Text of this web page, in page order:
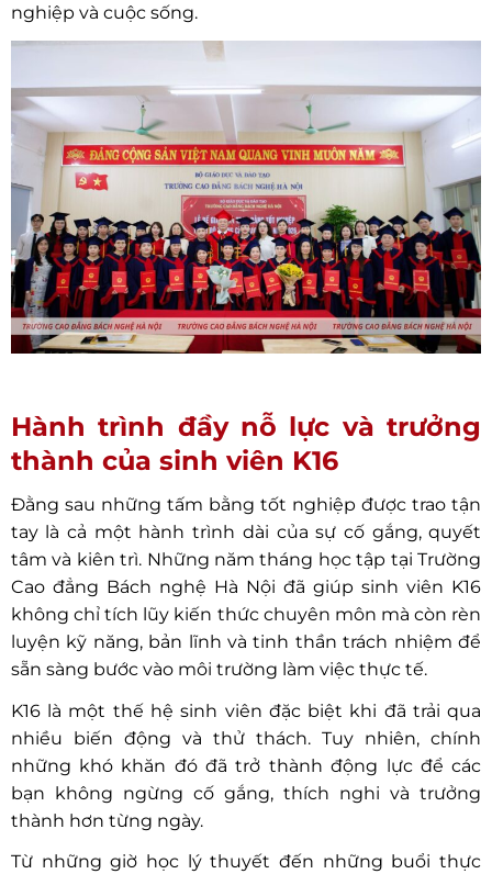
nghiệp và cuộc sống.
Hành trình đầy nỗ lực và trưởng
thành của sinh viên K16
Đằng sau những tấm bằng tốt nghiệp được trao tận
tay là cả một hành trình dài của sự cố gắng, quyết
tâm và kiên trì. Những năm tháng học tập tại Trường
Cao đẳng Bách nghệ Hà Nội đã giúp sinh viên K16
không chỉ tích lũy kiến thức chuyên môn mà còn rèn
luyện kỹ năng, bản lĩnh và tinh thần trách nhiệm để
sẵn sàng bước vào môi trường làm việc thực tế.
K16 là một thế hệ sinh viên đặc biệt khi đã trải qua
nhiều biến động và thử thách. Tuy nhiên, chính
những khó khăn đó đã trở thành động lực để các
bạn không ngừng cố gắng, thích nghi và trưởng
thành hơn từng ngày.
Từ những giờ học lý thuyết đến những buổi thực